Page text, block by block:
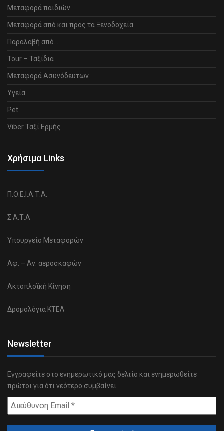
Μεταφορά παιδιών
Μεταφορά από και προς τα Ξενοδοχεία
Παραλαβή από…
Tour – Ταξίδια
Μεταφορά Ασυνόδευτων
Υγεία
Pet
Viber Ταξί Ερμής
Χρήσιμα Links
Π.Ο.Ε.Ι.Α.Τ.Α.
Σ.Α.Τ.Α
Υπουργείο Μεταφορών
Αφ. – Αν. αεροσκαφών
Ακτοπλοϊκή Κίνηση
Δρομολόγια ΚΤΕΛ
Newsletter
Εγγραφείτε στο ενημερωτικό μας δελτίο και ενημερωθείτε
πρώτοι για ότι νεότερο συμβαίνει.